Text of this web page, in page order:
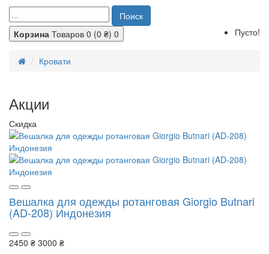
Поиск
Корзина Товаров 0 (0 ₴) 0 Пусто!
Кровати
Акции
Скидка
Вешалка для одежды ротанговая Giorgio Butnari
(AD-208) Индонезия
2450 ₴ 3000 ₴